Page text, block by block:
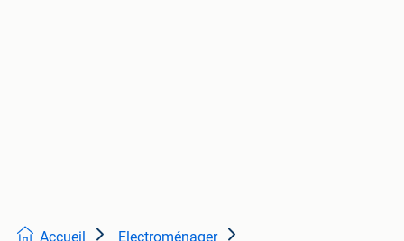
Accueil Electroménager